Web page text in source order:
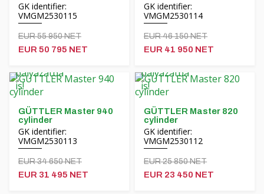
GK identifier:
VMGM2530115
EUR 55 950 NET
EUR 50 795 NET
GK identifier:
VMGM2530114
EUR 46 150 NET
EUR 41 950 NET
GÜTTLER Master 940
cylinder
GK identifier:
VMGM2530113
EUR 34 650 NET
EUR 31 495 NET
GÜTTLER Master 820
cylinder
GK identifier:
VMGM2530112
EUR 25 850 NET
EUR 23 450 NET